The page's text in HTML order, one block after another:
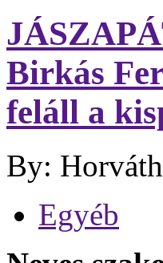
Birkás
feláll a
By:
Egyéb